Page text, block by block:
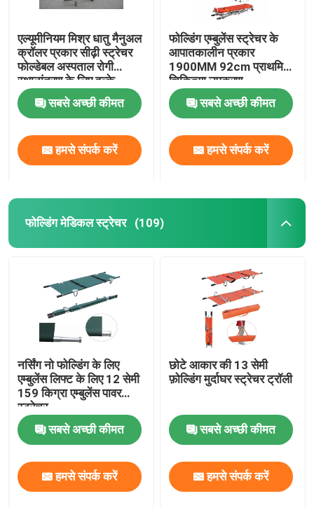
एल्यूमीनियम मिश्र धातु मैनुअल
क्रॉलर प्रकार सीढ़ी स्ट्रेचर
फोल्डेबल अस्पताल रोगी
स्थानांतरण के लिए हल्के
सबसे अच्छी कीमत
हमसे संपर्क करें
फोल्डिंग एम्बुलेंस स्ट्रेचर के
आपातकालीन प्रकार
1900MM 92cm प्राथमिक
चिकित्सा उपकरण
सबसे अच्छी कीमत
हमसे संपर्क करें
फोल्डिंग मेडिकल स्ट्रेचर (109)
नर्सिंग नो फोल्डिंग के लिए
एम्बुलेंस लिफ्ट के लिए 12 सेमी
159 किग्रा एम्बुलेंस पावर
स्ट्रेचर
सबसे अच्छी कीमत
हमसे संपर्क करें
छोटे आकार की 13 सेमी
फ़ोल्डिंग मुर्दाघर स्ट्रेचर ट्रॉली
सबसे अच्छी कीमत
हमसे संपर्क करें